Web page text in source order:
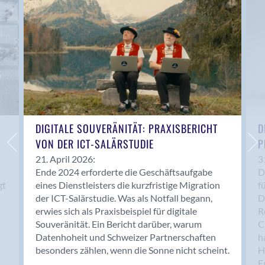
Anwil
Appenzell
Au SG
Baar
Baden
Balsthal
Balzers
Basel
Bassersdorf
Belp
Bendern
Benken (SG)
Bergdietikon
Berlin
Bern
Bern - Liebefeld
DIGITALE SOUVERÄNITÄT: PRAXISBERICHT
VON DER ICT-SALÄRSTUDIE
21. April 2026:
Ende 2024 erforderte die Geschäftsaufgabe
eines Dienstleisters die kurzfristige Migration
der ICT-Salärstudie. Was als Notfall begann,
erwies sich als Praxisbeispiel für digitale
Souveränität. Ein Bericht darüber, warum
Datenhoheit und Schweizer Partnerschaften
besonders zählen, wenn die Sonne nicht scheint.